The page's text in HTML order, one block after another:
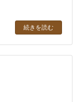
続きを読む